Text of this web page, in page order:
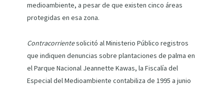
medioambiente, a pesar de que existen cinco áreas
protegidas en esa zona.
Contracorrientesolicitó al Ministerio Público registros
que indiquen denuncias sobre plantaciones de palma en
el Parque Nacional Jeannette Kawas, la Fiscalía del
Especial del Medioambiente contabiliza de 1995 a junio